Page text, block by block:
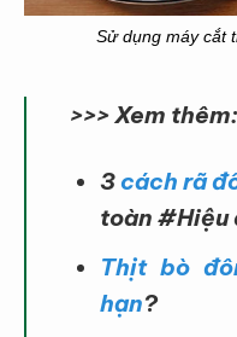
Sử dụng máy cắt
>>> Xem thêm:
3cách rã
toàn #Hiệu
Thịt bò
hạn?